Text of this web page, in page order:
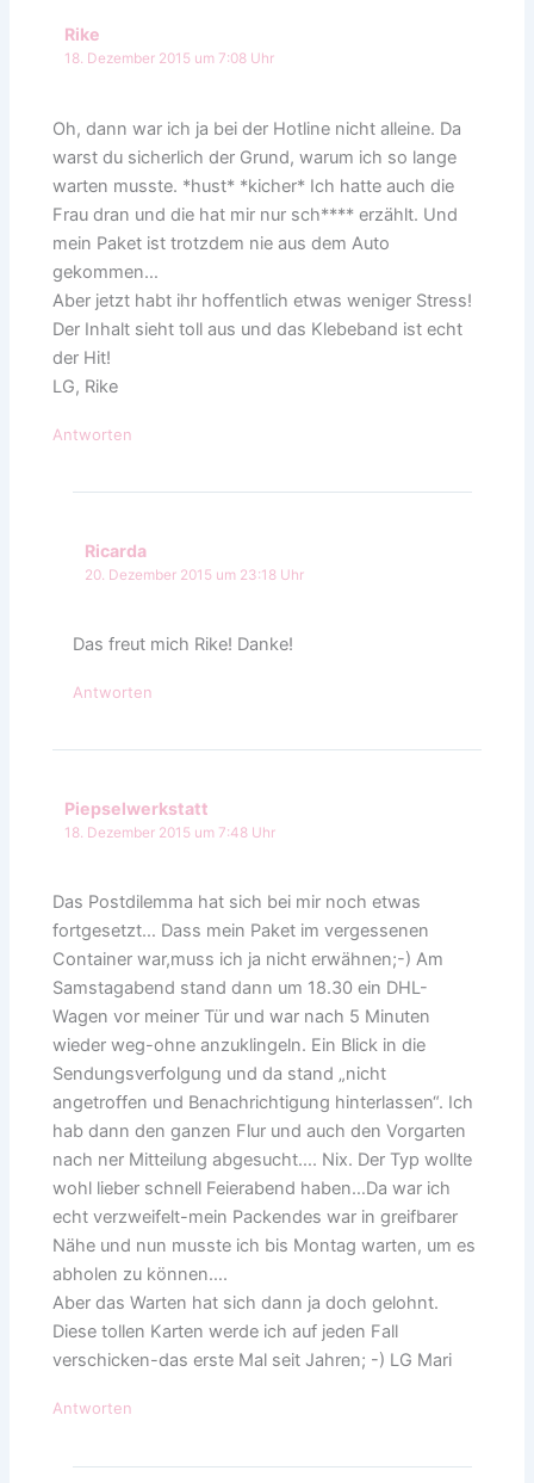
Rike
18. Dezember 2015 um 7:08 Uhr
Oh, dann war ich ja bei der Hotline nicht alleine. Da
warst du sicherlich der Grund, warum ich so lange
warten musste. *hust* *kicher* Ich hatte auch die
Frau dran und die hat mir nur sch**** erzählt. Und
mein Paket ist trotzdem nie aus dem Auto
gekommen…
Aber jetzt habt ihr hoffentlich etwas weniger Stress!
Der Inhalt sieht toll aus und das Klebeband ist echt
der Hit!
LG, Rike
Antworten
Ricarda
20. Dezember 2015 um 23:18 Uhr
Das freut mich Rike! Danke!
Antworten
Piepselwerkstatt
18. Dezember 2015 um 7:48 Uhr
Das Postdilemma hat sich bei mir noch etwas
fortgesetzt… Dass mein Paket im vergessenen
Container war,muss ich ja nicht erwähnen;-) Am
Samstagabend stand dann um 18.30 ein DHL-
Wagen vor meiner Tür und war nach 5 Minuten
wieder weg-ohne anzuklingeln. Ein Blick in die
Sendungsverfolgung und da stand „nicht
angetroffen und Benachrichtigung hinterlassen“. Ich
hab dann den ganzen Flur und auch den Vorgarten
nach ner Mitteilung abgesucht…. Nix. Der Typ wollte
wohl lieber schnell Feierabend haben…Da war ich
echt verzweifelt-mein Packendes war in greifbarer
Nähe und nun musste ich bis Montag warten, um es
abholen zu können….
Aber das Warten hat sich dann ja doch gelohnt.
Diese tollen Karten werde ich auf jeden Fall
verschicken-das erste Mal seit Jahren; -) LG Mari
Antworten